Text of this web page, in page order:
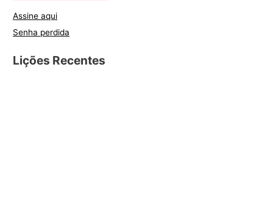
Assine aqui
Senha perdida
Lições Recentes